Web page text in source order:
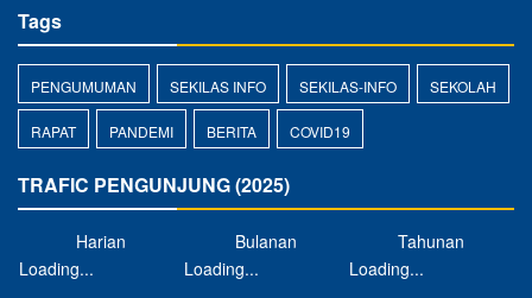
Tags
PENGUMUMAN SEKILAS INFO SEKILAS-INFO SEKOLAH
RAPAT PANDEMI BERITA COVID19
TRAFIC PENGUNJUNG (2025)
Harian Bulanan
Tahunan
Loading...
Loading... Loading...